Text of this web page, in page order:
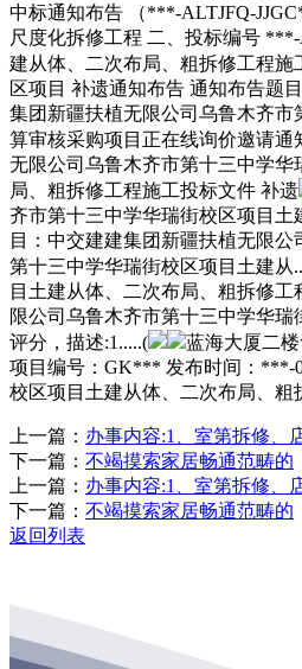
中标通知布告 （***-ALTJFQ-
尺度化拆修工程 二、投标编号
建从体、二次布局、粗拆修工程施
区项目 补遗通知布告 通知布告题
集团新疆扶植无限公司乌鲁木齐
算审核采购项目正在线询价邀请
无限公司乌鲁木齐市第十三中学
局、粗拆修工程施工投标文件 补遗
齐市第十三中学华瑞街校区项目
目：中交建建集团新疆扶植无限
第十三中学华瑞街校区项目土建从
目土建从体、二次布局、粗拆修
限公司乌鲁木齐市第十三中学华
评分，描述:1.....(
蓝海大厦二
项目编号：GK*** 发布时间：***-
校区项目土建从体、二次布局、粗
上一篇： 办事内容:1、室第拆修、
下一篇： 不竭摸索家居畅通范畴的
上一篇： 办事内容:1、室第拆修、
下一篇： 不竭摸索家居畅通范畴的
返回列表